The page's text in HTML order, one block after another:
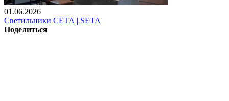
01.06.2026
Светильники СЕТА | SETA
Поделиться